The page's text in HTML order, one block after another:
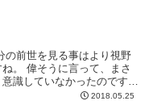
の前世を見る事はより視野
。 偉そうに言って、まさ
識していなかったのです
やめてと、ほんとにや...
2018.05.25